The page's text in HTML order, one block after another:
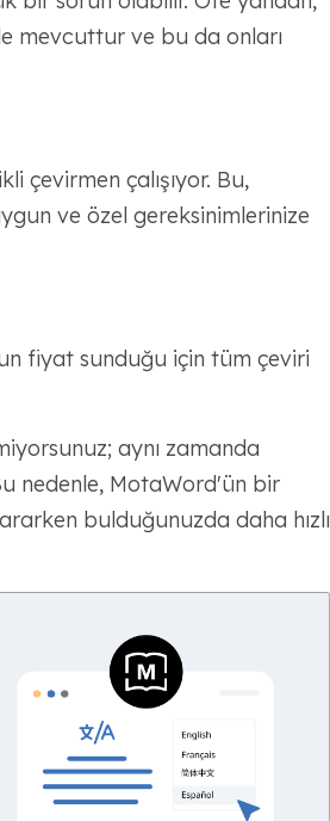
mevcuttur ve bu da onları
çevirmen çalışıyor. Bu,
ve özel gereksinimlerinize
fiyat sunduğu için tüm çeviri
aynı zamanda
nedenle, MotaWord'ün bir
bulduğunuzda daha hızlı